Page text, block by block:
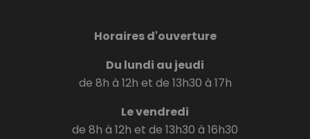
Horaires d'ouverture
Du lundi au jeudi
de 8h à 12h et de 13h30 à 17h
Le vendredi
de 8h à 12h et de 13h30 à 16h30